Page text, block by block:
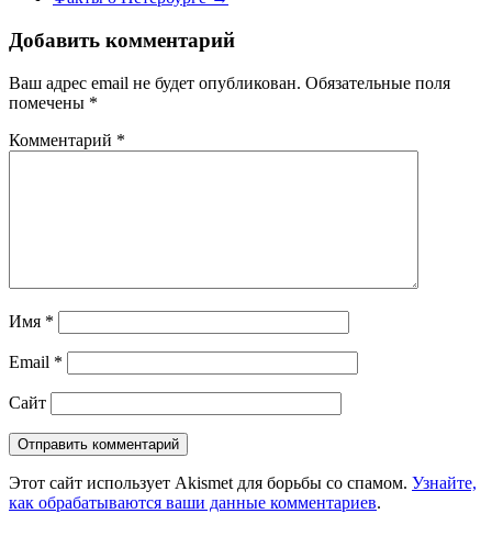
Добавить комментарий
Ваш адрес email не будет опубликован. Обязательные поля
помечены *
Комментарий *
Имя *
Email *
Сайт
Этот сайт использует Akismet для борьбы со спамом. Узнайте,
как обрабатываются ваши данные комментариев.